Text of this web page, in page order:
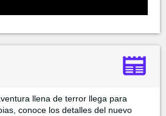
llena de terror llega para
conoce los detalles del nuevo